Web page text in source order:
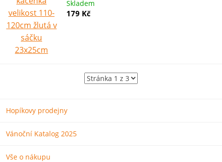
Skladem
179 Kč
Hopíkovy prodejny
Vánoční Katalog 2025
Vše o nákupu